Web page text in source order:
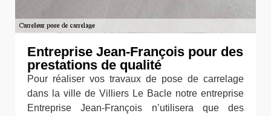
Entreprise Jean-François pour des
prestations de qualité
Pour réaliser vos travaux de pose de carrelage
dans la ville de Villiers Le Bacle notre entreprise
Entreprise Jean-François n’utilisera que des